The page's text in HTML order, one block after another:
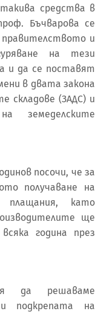
средства в
Бъчварова се
правителството и
на тези
и да се поставят
в двата закона
складове (ЗАДС) и
земеделските
посочи, че за
получаване на
плащания, като
ще
година през
да решаваме
подкрепата на